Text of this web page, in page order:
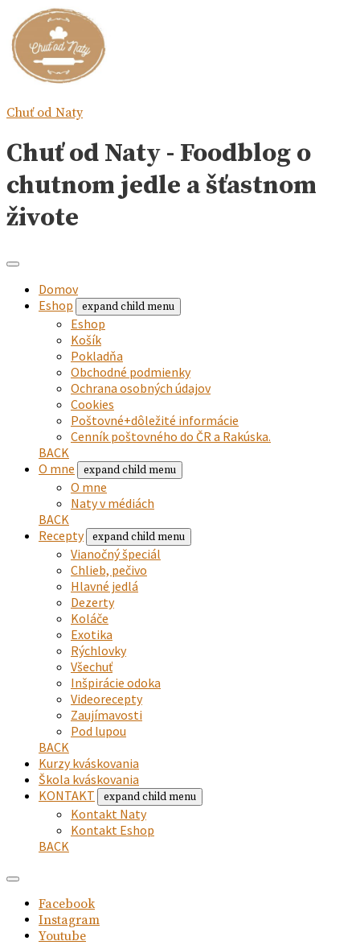
Chuť od Naty
Chuť od Naty - Foodblog o
chutnom jedle a šťastnom
živote
Domov
Eshop
expand child menu
Eshop
Košík
Pokladňa
Obchodné podmienky
Ochrana osobných údajov
Cookies
Poštovné+dôležité informácie
Cenník poštovného do ČR a Rakúska.
BACK
O mne
expand child menu
O mne
Naty v médiách
BACK
Recepty
expand child menu
Vianočný špeciál
Chlieb, pečivo
Hlavné jedlá
Dezerty
Koláče
Exotika
Rýchlovky
Všechuť
Inšpirácie odoka
Videorecepty
Zaujímavosti
Pod lupou
BACK
Kurzy kváskovania
Škola kváskovania
KONTAKT
expand child menu
Kontakt Naty
Kontakt Eshop
BACK
Facebook
Instagram
Youtube